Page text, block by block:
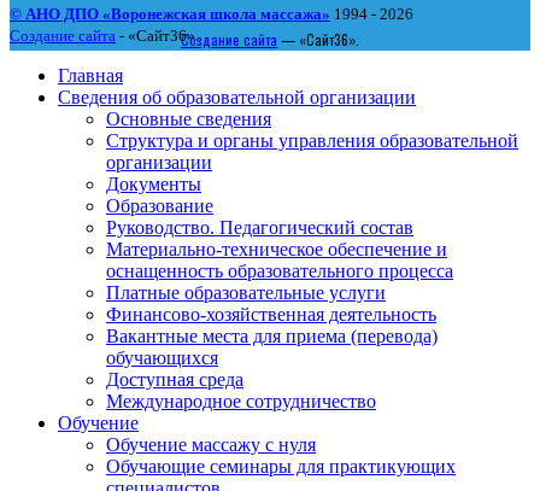
Создание сайта — «Сайт36».
© АНО ДПО «Воронежская школа массажа» 1994 - 2026
Создание сайта - «Сайт36».
Главная
Сведения об образовательной организации
Основные сведения
Структура и органы управления образовательной
организации
Документы
Образование
Руководство. Педагогический состав
Материально-техническое обеспечение и
оснащенность образовательного процесса
Платные образовательные услуги
Финансово-хозяйственная деятельность
Вакантные места для приема (перевода)
обучающихся
Доступная среда
Международное сотрудничество
Обучение
Обучение массажу с нуля
Обучающие семинары для практикующих